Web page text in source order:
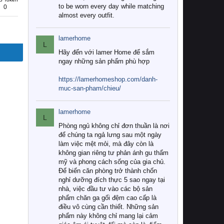
0
to be worn every day while matching
almost every outfit.
L
lamerhome
Hãy đến với lamer Home để sắm
ngay những sản phẩm phù hợp
https://lamerhomeshop.com/danh-
muc-san-pham/chieu/
L
lamerhome
Phòng ngủ không chỉ đơn thuần là nơi
để chúng ta ngả lưng sau một ngày
làm việc mệt mỏi, mà đây còn là
không gian riêng tư phản ánh gu thẩm
mỹ và phong cách sống của gia chủ.
Để biến căn phòng trở thành chốn
nghỉ dưỡng đích thực 5 sao ngay tại
nhà, việc đầu tư vào các bộ sản
phẩm chăn ga gối đệm cao cấp là
điều vô cùng cần thiết. Những sản
phẩm này không chỉ mang lại cảm